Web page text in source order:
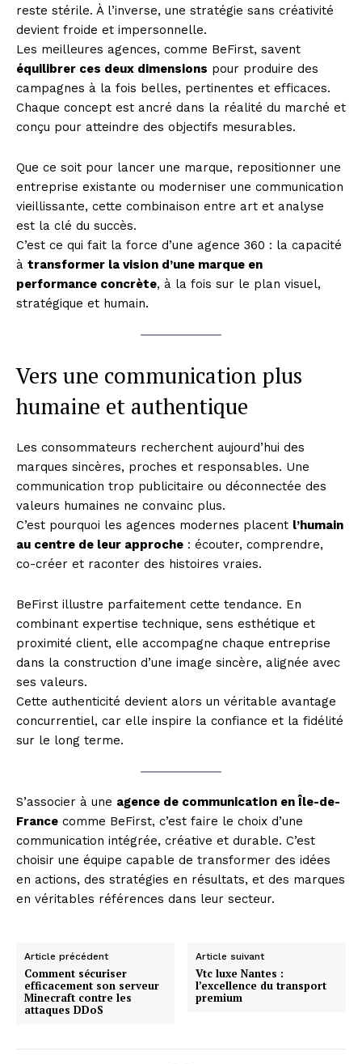
SUBSCRIBE NOW
Company
About
Contact us
Subscription Plans
My account
reste stérile. À l’inverse, une stratégie sans créativité
devient froide et impersonnelle.
Les meilleures agences, comme BeFirst, savent
équilibrer ces deux dimensions pour produire des
campagnes à la fois belles, pertinentes et efficaces.
Chaque concept est ancré dans la réalité du marché et
conçu pour atteindre des objectifs mesurables.
Que ce soit pour lancer une marque, repositionner une
entreprise existante ou moderniser une communication
vieillissante, cette combinaison entre art et analyse
est la clé du succès.
C’est ce qui fait la force d’une agence 360 : la capacité
à transformer la vision d’une marque en
performance concrète, à la fois sur le plan visuel,
stratégique et humain.
Vers une communication plus
humaine et authentique
Les consommateurs recherchent aujourd’hui des
marques sincères, proches et responsables. Une
communication trop publicitaire ou déconnectée des
valeurs humaines ne convainc plus.
C’est pourquoi les agences modernes placent l’humain
au centre de leur approche : écouter, comprendre,
co-créer et raconter des histoires vraies.
BeFirst illustre parfaitement cette tendance. En
combinant expertise technique, sens esthétique et
proximité client, elle accompagne chaque entreprise
dans la construction d’une image sincère, alignée avec
ses valeurs.
Cette authenticité devient alors un véritable avantage
concurrentiel, car elle inspire la confiance et la fidélité
sur le long terme.
S’associer à une agence de communication en Île-de-
France comme BeFirst, c’est faire le choix d’une
communication intégrée, créative et durable. C’est
choisir une équipe capable de transformer des idées
en actions, des stratégies en résultats, et des marques
en véritables références dans leur secteur.
Article précédent
Comment sécuriser
efficacement son serveur
Minecraft contre les
attaques DDoS
Article suivant
Vtc luxe Nantes :
l’excellence du transport
premium